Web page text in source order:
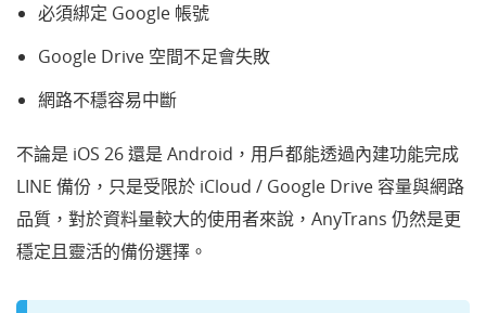
必須綁定 Google 帳號
Google Drive 空間不足會失敗
網路不穩容易中斷
不論是 iOS 26 還是 Android，用戶都能透過內建功能完成
LINE 備份，只是受限於 iCloud / Google Drive 容量與網路
品質，對於資料量較大的使用者來說，AnyTrans 仍然是更
穩定且靈活的備份選擇。